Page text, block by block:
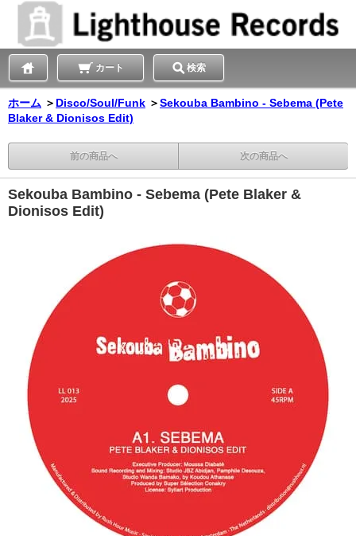
カート 検索
ホーム ＞ Disco/Soul/Funk ＞Sekouba Bambino - Sebema (Pete
Blaker & Dionisos Edit)
前の商品へ 次の商品へ
Sekouba Bambino - Sebema (Pete Blaker &
Dionisos Edit)